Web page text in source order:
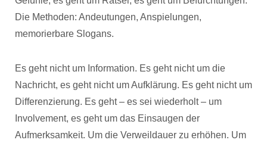
Die Methoden: Andeutungen, Anspielungen,
memorierbare Slogans.
Es geht nicht um Information. Es geht nicht um die
Nachricht, es geht nicht um Aufklärung. Es geht nicht um
Differenzierung. Es geht – es sei wiederholt – um
Involvement, es geht um das Einsaugen der
Aufmerksamkeit. Um die Verweildauer zu erhöhen. Um